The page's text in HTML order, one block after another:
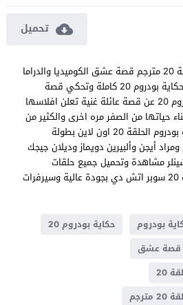
تحميل
مسلسل حكاية بودروم الحلقة 20 مترجم قصة عشق الكوميديا والدراما
التركية والتشويق مسلسل حكاية بودروم 20 كاملة وتحكي قصة
Bodrum Masalı حكاية بودروم 20 عن قصة عائلة غنية تعلن افلاسها
حياتها من الصفر مره اخرى والكثير من
الاحداث المثيره تابعو حكاية بودروم الحلقة 20 اون لاين بطولة
أيجن وألبيرين دويماز وديلان جيجك
مشاهدة وتحميل جميع حلقات
مسلسل حكاية بودروم حلقة 20 سوبر اتش دي بجودة عالية وسيرفرات
بودروم
حكاية بودروم 20
20